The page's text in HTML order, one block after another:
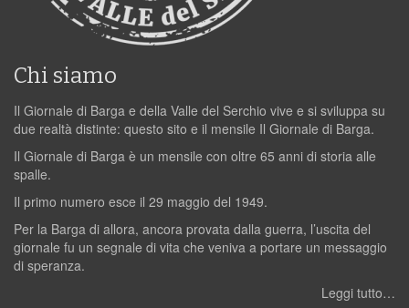
Chi siamo
Il Giornale di Barga e della Valle del Serchio vive e si sviluppa su
due realtà distinte: questo sito e il mensile Il Giornale di Barga.
Il Giornale di Barga è un mensile con oltre 65 anni di storia alle
spalle.
Il primo numero esce il 29 maggio del 1949.
Per la Barga di allora, ancora provata dalla guerra, l’uscita del
giornale fu un segnale di vita che veniva a portare un messaggio
di speranza.
Leggi tutto…